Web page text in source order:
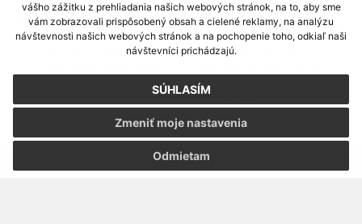
vášho zážitku z prehliadania našich webových stránok, na to, aby sme
vám zobrazovali prispôsobený obsah a cielené reklamy, na analýzu
návštevnosti našich webových stránok a na pochopenie toho, odkiaľ naši
návštevníci prichádzajú.
SÚHLASÍM
Odmietam
Zmeniť moje nastavenia
využite možnosť získavania aktuálnych informácií s využitím RSS
CMS systém (redakčný) systém ECHELON 2,Mapa stránok,web portál
webex.digital, s.r.o.,domény,registrácia domény
Posledná aktualizácia:10.08.2026
Vytlačiť stránku|Vyhlásenie o prístupnosti